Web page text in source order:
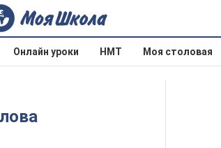
Онлайн уроки НМТ Моя столовая